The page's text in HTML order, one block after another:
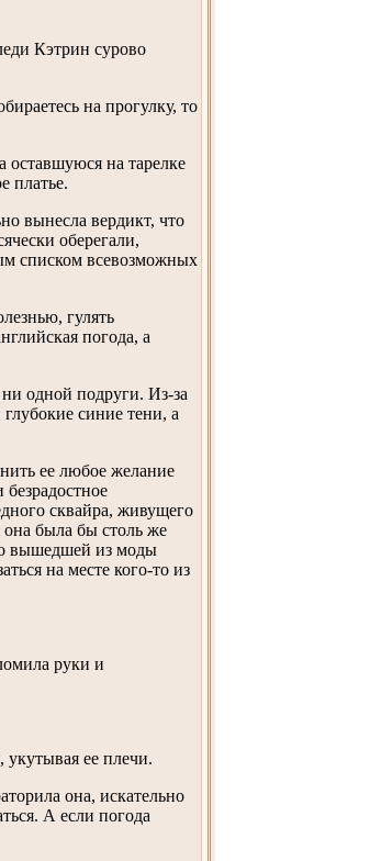
Кэтрин сурово
на прогулку, то
оставшуюся на тарелке
платье.
вынесла вердикт, что
оберегали,
списком всевозможных
гулять
погода, а
одной подруги. Из-за
синие тени, а
ее любое желание
сквайра, живущего
она была бы столь же
вышедшей из моды
на месте кого-то из
руки и
ее плечи.
она, искательно
А если погода